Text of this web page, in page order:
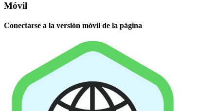
Móvil
Conectarse a la versión móvil de la página